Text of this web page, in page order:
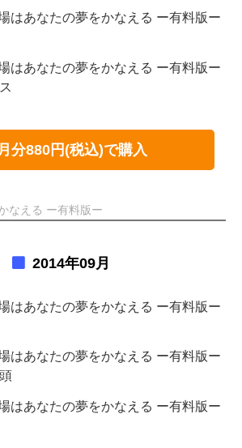
はあなたの夢をかなえる ー有料版ー
はあなたの夢をかなえる ー有料版ー
分880円(税込)で購入
なえる ー有料版ー
2014年09月
はあなたの夢をかなえる ー有料版ー
はあなたの夢をかなえる ー有料版ー
はあなたの夢をかなえる ー有料版ー